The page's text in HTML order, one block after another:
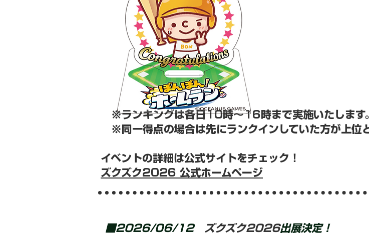
※ランキングは各日10時～16時まで実施いたします
※同一得点の場合は先にランクインしていた方が上位と
イベントの詳細は公式サイトをチェック！
ズクズク2026 公式ホームページ
■2026/06/12 ズクズク2026出展決定！